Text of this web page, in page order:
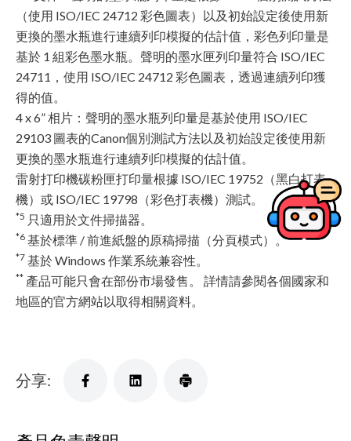
（使用 ISO/IEC 24712 彩色圖表）以及初始設定後使用新
更換的墨水瓶進行連續列印模擬的估計值，彩色列印量是
基於 1 組彩色墨水瓶。聲明的墨水匣列印量符合 ISO/IEC
24711，使用 ISO/IEC 24712 彩色圖表，透過連續列印獲
得的值。
4 x 6” 相片：聲明的墨水瓶列印量是基於使用 ISO/IEC
29103 圖表的Canon個別測試方法以及初始設定後使用新
更換的墨水瓶進行連續列印模擬的估計值。
雷射打印機碳粉匣打印量根據 ISO/IEC 19752（黑白打表
機）或 ISO/IEC 19798（彩色打表機）測試。
*5 只適用於文件掃描器。
*6 基於標準 / 前進紙盤的原稿掃描（分頁模式）。
*7 基於 Windows 作業系統兼容性。
** 產品可能只會在部份市場發售。 詳情請參閱各個國家和
地區的官方網站以取得相關資料。
分享: